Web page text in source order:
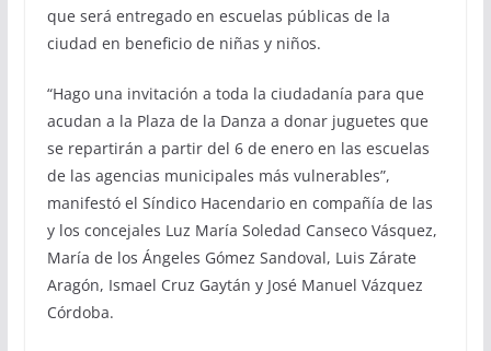
que será entregado en escuelas públicas de la
ciudad en beneficio de niñas y niños.
“Hago una invitación a toda la ciudadanía para que
acudan a la Plaza de la Danza a donar juguetes que
se repartirán a partir del 6 de enero en las escuelas
de las agencias municipales más vulnerables”,
manifestó el Síndico Hacendario en compañía de las
y los concejales Luz María Soledad Canseco Vásquez,
María de los Ángeles Gómez Sandoval, Luis Zárate
Aragón, Ismael Cruz Gaytán y José Manuel Vázquez
Córdoba.